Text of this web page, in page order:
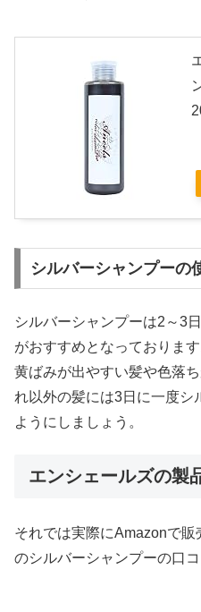
シルバーシャンプーの
シルバーシャンプーは2～3
がおすすめとなっております
黄ばみが出やすい髪や色落
れ以外の髪には3日に一度シ
ようにしましょう。
エンシェールズの製
それでは実際にAmazonで
のシルバーシャンプーの口